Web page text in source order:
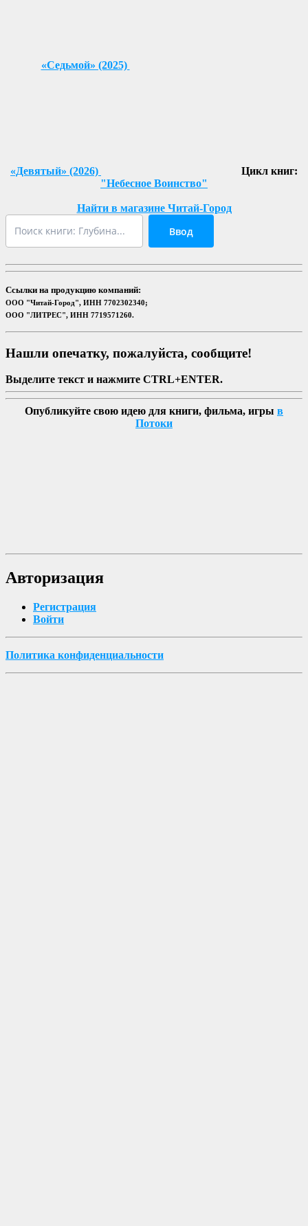
«Седьмой» (2025)
«Девятый» (2026)
Цикл книг:
"Небесное Воинство"
Найти в магазине Читай-Город
Ввод
Ссылки на продукцию компаний:
ООО "Читай-Город", ИНН 7702302340;
ООО "ЛИТРЕС", ИНН 7719571260.
Нашли опечатку, пожалуйста, сообщите!
Выделите текст и нажмите CTRL+ENTER.
Опубликуйте свою идею для книги, фильма, игры в
Потоки
Авторизация
Регистрация
Войти
Политика конфиденциальности